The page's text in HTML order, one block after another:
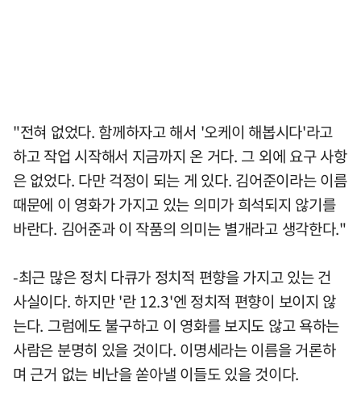
"전혀 없었다. 함께하자고 해서 '오케이 해봅시다'라고
하고 작업 시작해서 지금까지 온 거다. 그 외에 요구 사항
은 없었다. 다만 걱정이 되는 게 있다. 김어준이라는 이름
때문에 이 영화가 가지고 있는 의미가 희석되지 않기를
바란다. 김어준과 이 작품의 의미는 별개라고 생각한다."
-최근 많은 정치 다큐가 정치적 편향을 가지고 있는 건
사실이다. 하지만 '란 12.3'엔 정치적 편향이 보이지 않
는다. 그럼에도 불구하고 이 영화를 보지도 않고 욕하는
사람은 분명히 있을 것이다. 이명세라는 이름을 거론하
며 근거 없는 비난을 쏟아낼 이들도 있을 것이다.